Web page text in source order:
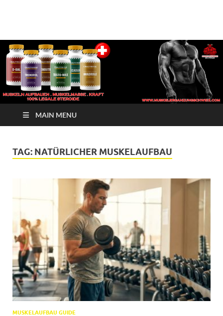
√ Crazy Bulk Schweiz –
Beste Legale Steroide
| Kaufen Jetzt
MAIN MENU
TAG: NATÜRLICHER MUSKELAUFBAU
MUSKELAUFBAU GUIDE